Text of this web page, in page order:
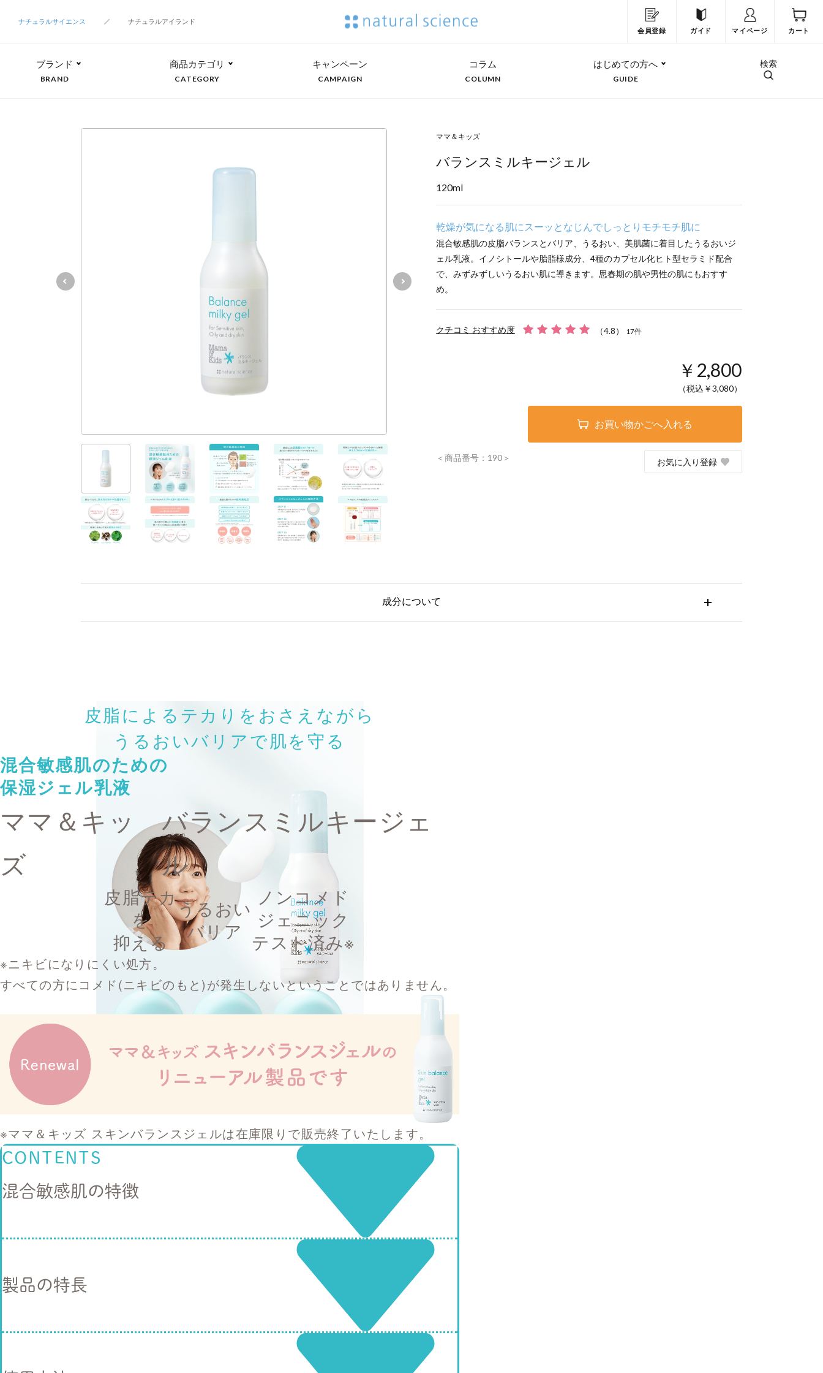
ナチュラルサイエンス
ナチュラルアイランド
会員登録
ガイド マイページ カート
ブランド
BRAND
商品カテゴリ
CATEGORY
キャンペーン
CAMPAIGN
コラム
COLUMN
はじめての方へ
GUIDE
検索
ママ＆キッズ
バランスミルキージェル
120ml
乾燥が気になる肌にスーッとなじんでしっとりモチモチ肌に
混合敏感肌の皮脂バランスとバリア、うるおい、美肌菌に着目したうるおいジ
ェル乳液。イノシトールや胎脂様成分、4種のカプセル化ヒト型セラミド配合
で、みずみずしいうるおい肌に導きます。思春期の肌や男性の肌にもおすす
め。
クチコミ おすすめ度 （4.8） 17件
￥2,800
（税込￥3,080）
お買い物かごへ入れる
＜商品番号：190＞ お気に入り登録
成分について
皮脂によるテカりをおさえながら
うるおいバリアで肌を守る
混合敏感肌のための
保湿ジェル乳液
ママ＆キッ
ズ
バランスミルキージェ
ル
皮脂テカ
を
抑える
うるおい
バリア
ノンコメド
ジェニック
テスト済み※
※ニキビになりにくい処方。
すべての方にコメド(ニキビのもと)が発生しないということではありません。
※ママ＆キッズ スキンバランスジェルは在庫限りで販売終了いたします。
CONTENTS
混合敏感肌の特徴
製品の特長